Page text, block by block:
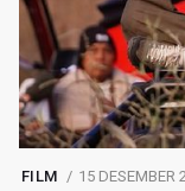
FILM 15 DESEMBER